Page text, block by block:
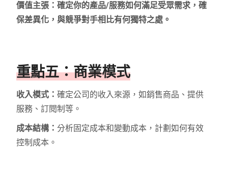
價值主張：確定你的產品/服務如何滿足受眾需求，確
保差異化，與競爭對手相比有何獨特之處。
重點五：商業模式
收入模式：確定公司的收入來源，如銷售商品、提供
服務、訂閱制等。
成本結構：分析固定成本和變動成本，計劃如何有效
控制成本。